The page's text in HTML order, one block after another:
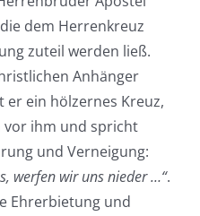
dem Herrenkreuz
zuteil werden ließ.
Anhänger
ein hölzernes Kreuz,
vor ihm und spricht
und Verneigung:
werfen wir uns nieder …“.
Ehrerbietung und